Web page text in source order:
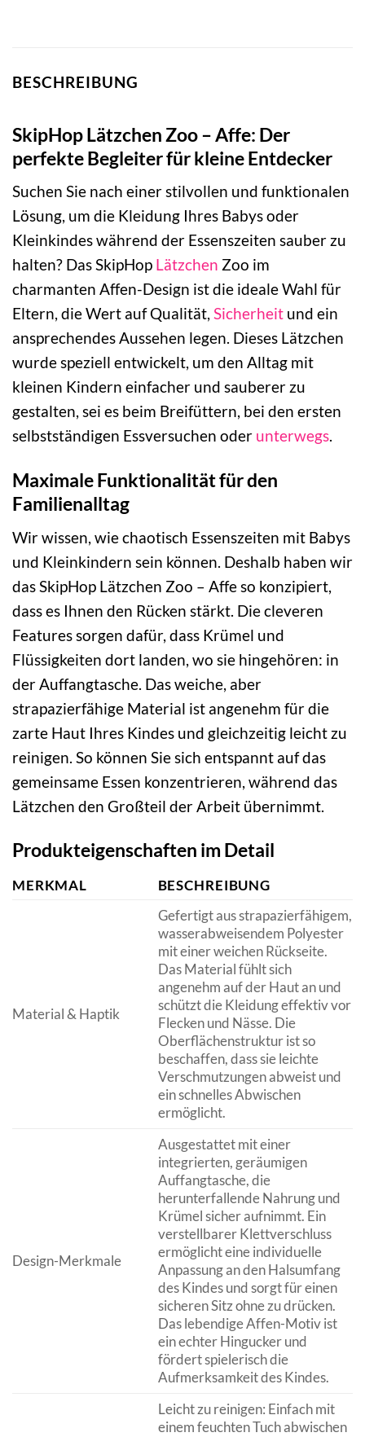
BESCHREIBUNG
SkipHop Lätzchen Zoo – Affe: Der
perfekte Begleiter für kleine Entdecker
Suchen Sie nach einer stilvollen und funktionalen
Lösung, um die Kleidung Ihres Babys oder
Kleinkindes während der Essenszeiten sauber zu
halten? Das SkipHop Lätzchen Zoo im
charmanten Affen-Design ist die ideale Wahl für
Eltern, die Wert auf Qualität, Sicherheit und ein
ansprechendes Aussehen legen. Dieses Lätzchen
wurde speziell entwickelt, um den Alltag mit
kleinen Kindern einfacher und sauberer zu
gestalten, sei es beim Breifüttern, bei den ersten
selbstständigen Essversuchen oder unterwegs.
Maximale Funktionalität für den
Familienalltag
Wir wissen, wie chaotisch Essenszeiten mit Babys
und Kleinkindern sein können. Deshalb haben wir
das SkipHop Lätzchen Zoo – Affe so konzipiert,
dass es Ihnen den Rücken stärkt. Die cleveren
Features sorgen dafür, dass Krümel und
Flüssigkeiten dort landen, wo sie hingehören: in
der Auffangtasche. Das weiche, aber
strapazierfähige Material ist angenehm für die
zarte Haut Ihres Kindes und gleichzeitig leicht zu
reinigen. So können Sie sich entspannt auf das
gemeinsame Essen konzentrieren, während das
Lätzchen den Großteil der Arbeit übernimmt.
Produkteigenschaften im Detail
MERKMAL BESCHREIBUNG
Material & Haptik
Gefertigt aus strapazierfähigem,
wasserabweisendem Polyester
mit einer weichen Rückseite.
Das Material fühlt sich
angenehm auf der Haut an und
schützt die Kleidung effektiv vor
Flecken und Nässe. Die
Oberflächenstruktur ist so
beschaffen, dass sie leichte
Verschmutzungen abweist und
ein schnelles Abwischen
ermöglicht.
Design-Merkmale
Ausgestattet mit einer
integrierten, geräumigen
Auffangtasche, die
herunterfallende Nahrung und
Krümel sicher aufnimmt. Ein
verstellbarer Klettverschluss
ermöglicht eine individuelle
Anpassung an den Halsumfang
des Kindes und sorgt für einen
sicheren Sitz ohne zu drücken.
Das lebendige Affen-Motiv ist
ein echter Hingucker und
fördert spielerisch die
Aufmerksamkeit des Kindes.
Leicht zu reinigen: Einfach mit
einem feuchten Tuch abwischen